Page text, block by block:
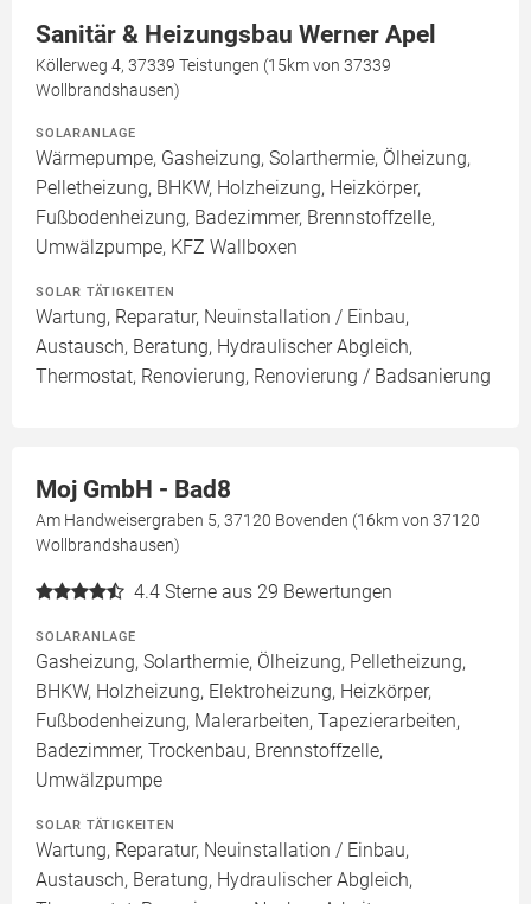
Sanitär & Heizungsbau Werner Apel
Köllerweg 4, 37339 Teistungen (15km von 37339
Wollbrandshausen)
SOLARANLAGE
Wärmepumpe, Gasheizung, Solarthermie, Ölheizung,
Pelletheizung, BHKW, Holzheizung, Heizkörper,
Fußbodenheizung, Badezimmer, Brennstoffzelle,
Umwälzpumpe, KFZ Wallboxen
SOLAR TÄTIGKEITEN
Wartung, Reparatur, Neuinstallation / Einbau,
Austausch, Beratung, Hydraulischer Abgleich,
Thermostat, Renovierung, Renovierung / Badsanierung
Moj GmbH - Bad8
Am Handweisergraben 5, 37120 Bovenden (16km von 37120
Wollbrandshausen)
4.4 Sterne aus 29 Bewertungen
SOLARANLAGE
Gasheizung, Solarthermie, Ölheizung, Pelletheizung,
BHKW, Holzheizung, Elektroheizung, Heizkörper,
Fußbodenheizung, Malerarbeiten, Tapezierarbeiten,
Badezimmer, Trockenbau, Brennstoffzelle,
Umwälzpumpe
SOLAR TÄTIGKEITEN
Wartung, Reparatur, Neuinstallation / Einbau,
Austausch, Beratung, Hydraulischer Abgleich,